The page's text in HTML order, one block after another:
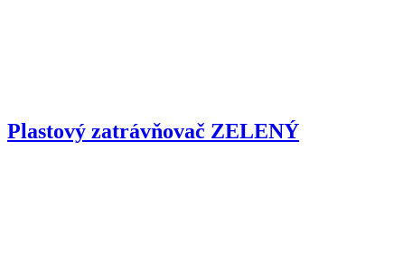
Plastový zatrávňovač ZELENÝ